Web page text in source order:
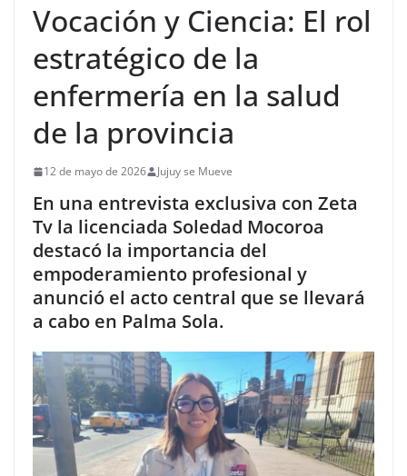
Vocación y Ciencia: El rol
estratégico de la
enfermería en la salud
de la provincia
12 de mayo de 2026 Jujuy se Mueve
En una entrevista exclusiva con Zeta
Tv la licenciada Soledad Mocoroa
destacó la importancia del
empoderamiento profesional y
anunció el acto central que se llevará
a cabo en Palma Sola.